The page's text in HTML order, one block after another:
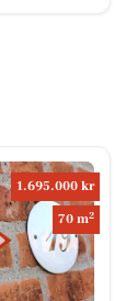
1.695.000 kr
70 m2